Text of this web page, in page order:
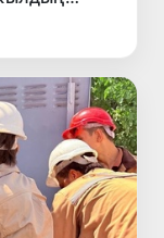
23%-ға көп